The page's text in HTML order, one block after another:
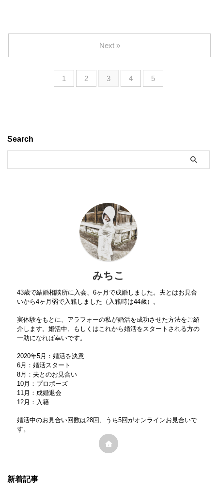
1 2 3 4 5
Next »
Search
みちこ
43歳で結婚相談所に入会、6ヶ月で成婚しました。夫とはお見合
いから4ヶ月弱で入籍しました（入籍時は44歳）。
実体験をもとに、アラフォーの私が婚活を成功させた方法をご紹
介します。婚活中、もしくはこれから婚活をスタートされる方の
一助になれば幸いです。
2020年5月：婚活を決意
6月：婚活スタート
8月：夫とのお見合い
10月：プロポーズ
11月：成婚退会
12月：入籍
婚活中のお見合い回数は28回、うち5回がオンラインお見合いで
す。
新着記事